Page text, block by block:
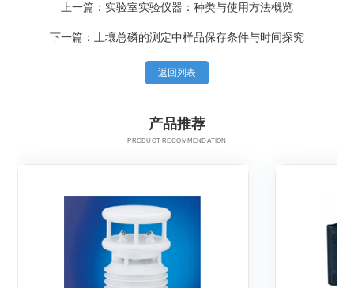
上一篇：实验室实验仪器：种类与使用方法概览
下一篇：土壤总磷的测定中样品保存条件与时间探究
返回列表
产品推荐
PRODUCT RECOMMENDATION